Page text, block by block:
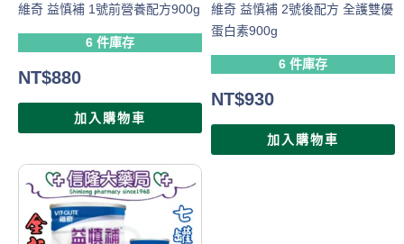
維奇 益慎補 1號前營養配方900g
6 件庫存
NT$880
加入購物車
維奇 益慎補 2號後配方 全護雙優
蛋白素900g
6 件庫存
NT$930
加入購物車